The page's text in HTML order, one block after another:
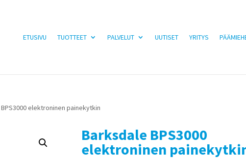
ETUSIVU TUOTTEET PALVELUT UUTISET YRITYS
elektroninen painekytkin
Barksdale BPS3000
elektroninen